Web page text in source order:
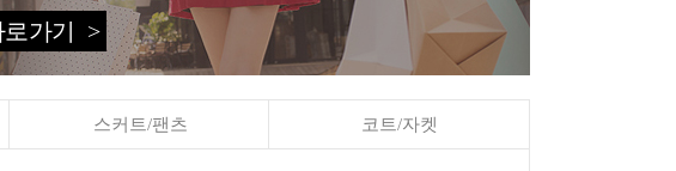
가기 >
스커트/팬츠 코트/자켓